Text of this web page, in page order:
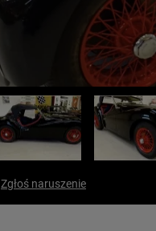
Zgłoś naruszenie